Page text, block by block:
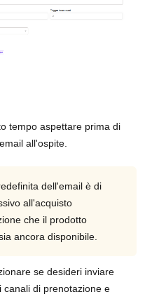
tempo aspettare prima di
all'ospite.
dell'email è di
all'acquisto
che il prodotto
ancora disponibile.
se desideri inviare
canali di prenotazione e